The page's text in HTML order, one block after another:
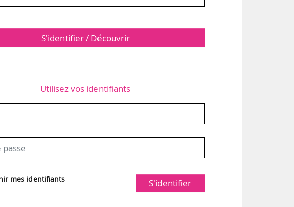
S'identifier / Découvrir
Utilisez vos identifiants
mes identifiants S'identifier